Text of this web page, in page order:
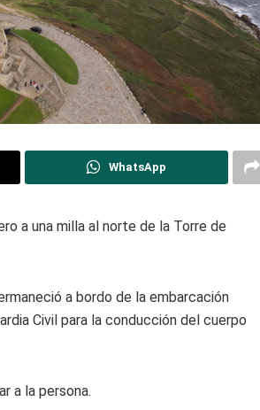
WhatsApp
a una milla al norte de la Torre de
a bordo de la embarcación
Civil para la conducción del cuerpo
a la persona.